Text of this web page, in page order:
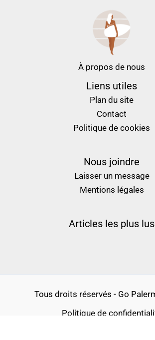
À propos de nous
Liens utiles
Plan du site
Contact
Politique de cookies
Nous joindre
Laisser un message
Mentions légales
Articles les plus lus
Tous droits réservés - Go
Politique de